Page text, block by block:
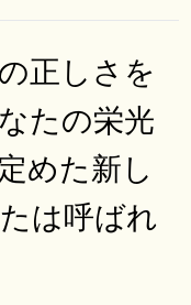
正しさを
たの栄光
めた新し
は呼ばれ